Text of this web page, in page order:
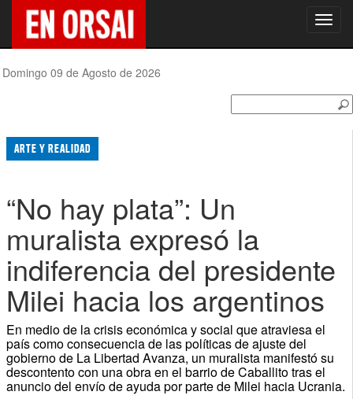
Domingo 09 de Agosto de 2026
ARTE Y REALIDAD
“No hay plata”: Un
muralista expresó la
indiferencia del presidente
Milei hacia los argentinos
En medio de la crisis económica y social que atraviesa el
país como consecuencia de las políticas de ajuste del
gobierno de La Libertad Avanza, un muralista manifestó su
descontento con una obra en el barrio de Caballito tras el
anuncio del envío de ayuda por parte de Milei hacia Ucrania.